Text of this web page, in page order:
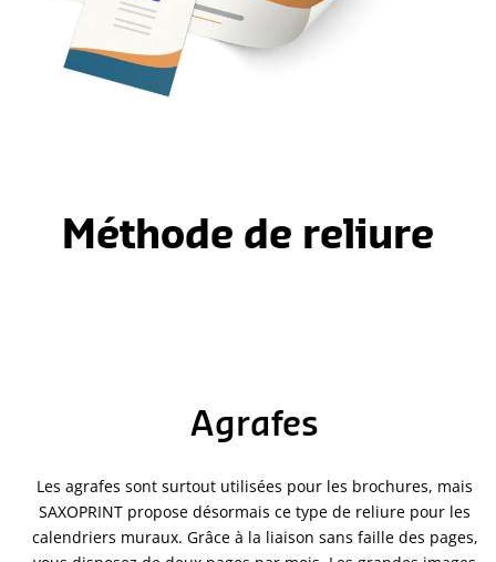
Méthode de reliure
Agrafes
Les agrafes sont surtout utilisées pour les brochures, mais
SAXOPRINT propose désormais ce type de reliure pour les
calendriers muraux. Grâce à la liaison sans faille des pages,